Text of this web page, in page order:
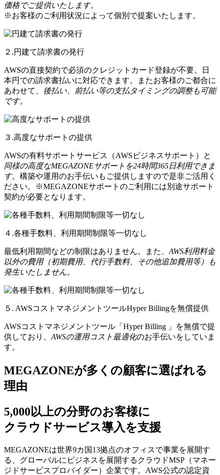
価格でご提供いたします。
※お客様のご利用状況によって個別で提案いたします。
２.円建て請求書の発行
AWSの直接契約で必須のクレジットカード登録が不要。日
本円での請求書払いに対応できます。またお客様のご都合に
あわせて、 後払い、前払い等の支払タイミングの調整も可能
です。
３.高度なサポートの提供
AWSの有料サポートサービス（AWSビジネスサポート）と
同様の高度なMEGAZONEサポートを24時間365日利用できま
す。 構築や運用のお手伝いもご提供しますので是非ご活用く
ださい。※MEGAZONEサポートのご利用には別途サポート
契約が必要となります。
４.各種手数料、利用期間制限等一切なし
最低利用期間などの制限はありません。また、 AWS利用料金
以外の費用（初期費用、代行手数料、その他追加費用等）も
発生いたしません。
５. AWSコストマネジメントツールHyper Billingを無償提供
AWSコストマネジメントツール「Hyper Billing 」を無償で提
供しており、 AWSの運⽤コスト最適化のお⼿伝いをしていま
す。
MEGAZONEが多くの顧客に選ばれる
理由
5,000以上の分野のお客様に
クラウドサービス導入を支援
MEGAZONEは世界9カ国13拠点のオフィスで事業を展開す
る、グローバルにビジネスを展開するクラウドMSP（マネー
ジドサービスプロバイダー）企業です。AWS公式の認定資